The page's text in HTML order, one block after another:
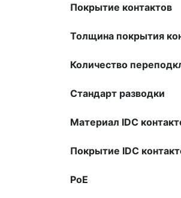
Покрытие контактов
Толщина покрытия
Количество
Стандарт разводки
Материал IDC
Покрытие IDC
PoE